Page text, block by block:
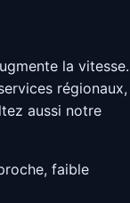
la vitesse.
régionaux,
aussi notre
faible